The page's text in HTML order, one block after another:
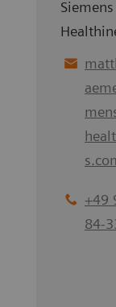
Siemens
+49
84-